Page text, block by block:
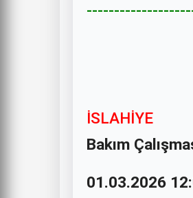
İSLAHİYE
Bakım
01.03.2026